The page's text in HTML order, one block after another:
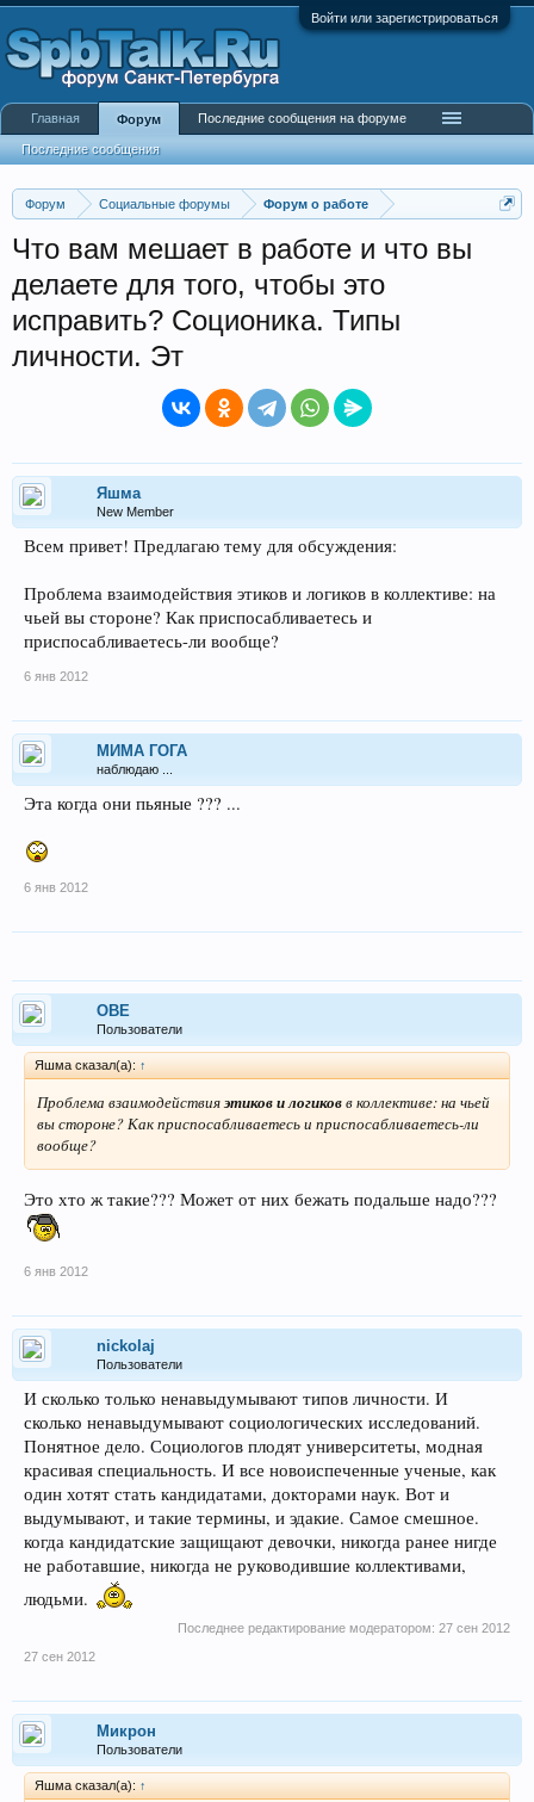
Войти или зарегистрироваться
Форум Социальные форумы Форум о работе
Что вам мешает в работе и что вы
делаете для того, чтобы это
исправить? Соционика. Типы
личности. Эт
Яшма
New Member
Всем привет! Предлагаю тему для обсуждения:
Проблема взаимодействия этиков и логиков в коллективе: на
чьей вы стороне? Как приспосабливаетесь и
приспосабливаетесь-ли вообще?
6 янв 2012
МИМА ГОГА
наблюдаю ...
Эта когда они пьяные ??? ...
6 янв 2012
ОВЕ
Пользователи
Яшма сказал(а): ↑
Проблема взаимодействияэтиков и логиковв коллективе: на чьей
вы стороне? Как приспосабливаетесь и приспосабливаетесь-ли
вообще?
Это хто ж такие??? Может от них бежать подальше надо???
6 янв 2012
nickolaj
Пользователи
И сколько только ненавыдумывают типов личности. И
сколько ненавыдумывают социологических исследований.
Понятное дело. Социологов плодят университеты, модная
красивая специальность. И все новоиспеченные ученые, как
один хотят стать кандидатами, докторами наук. Вот и
выдумывают, и такие термины, и эдакие. Самое смешное.
когда кандидатские защищают девочки, никогда ранее нигде
не работавшие, никогда не руководившие коллективами,
людьми.
Последнее редактирование модератором: 27 сен 2012
27 сен 2012
Микрон
Пользователи
Яшма сказал(а): ↑
Главная Форум
Последние сообщения
Последние сообщения на форуме